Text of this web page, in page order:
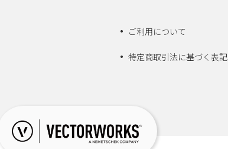
ご利用について
特定商取引法に基づく表記